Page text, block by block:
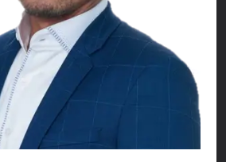
Edaran Disdik Jabar
Nasional TKBM: “Belum
Ada Keputusan Resmi”
Agustus 3, 2026
Menjalin Harmoni di
Tanah Sukaresmi: Kala
Mina Padi, P2L, dan
Gotong Royong
Menggerakkan Ekonomi
Desa
Agustus 3, 2026
Korban Tenggelam di
Perairan Giligenting
Ditemukan, Polisi
Pastikan Penanganan
Berjalan Sesuai
Prosedur
Agustus 3, 2026
Kapolresta Sumenep
Sambut Kedatangan